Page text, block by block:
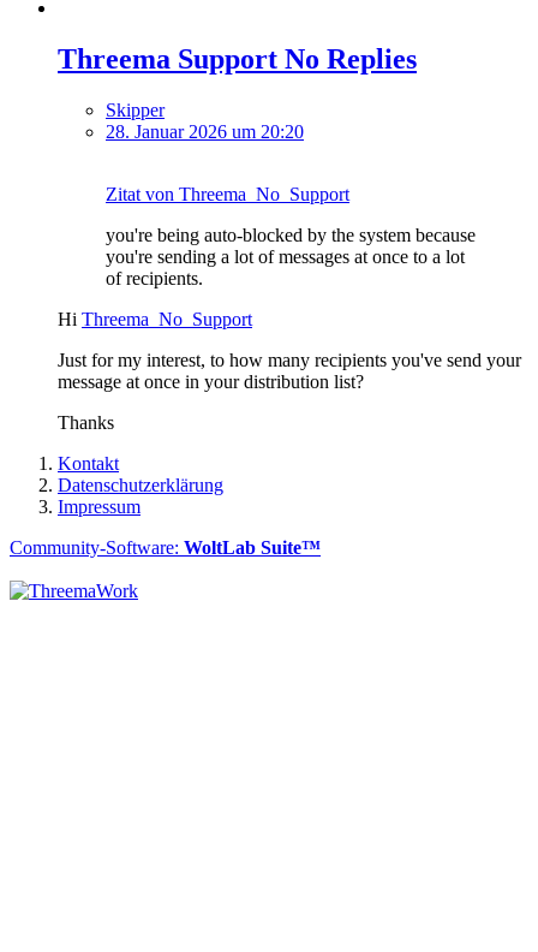
Threema Support No Replies
Skipper
28. Januar 2026 um 20:20
Zitat von Threema_No_Support
you're being auto-blocked by the system because
you're sending a lot of messages at once to a lot
of recipients.
Hi Threema_No_Support
Just for my interest, to how many recipients you've send your
message at once in your distribution list?
Thanks
Kontakt
Datenschutzerklärung
Impressum
Community-Software: WoltLab Suite™